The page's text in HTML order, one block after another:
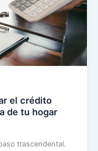
el crédito
de tu hogar
trascendental.